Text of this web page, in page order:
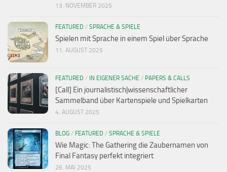
13. NOVEMBER 2025
FEATURED / SPRACHE & SPIELE
Spielen mit Sprache in einem Spiel über Sprache
11. AUGUST 2025
FEATURED / IN EIGENER SACHE / PAPERS & CALLS
[Call] Ein journalistisch|wissenschaftlicher
Sammelband über Kartenspiele und Spielkarten
4. AUGUST 2025
BLOG / FEATURED / SPRACHE & SPIELE
Wie Magic: The Gathering die Zaubernamen von
Final Fantasy perfekt integriert
26. MAI 2025